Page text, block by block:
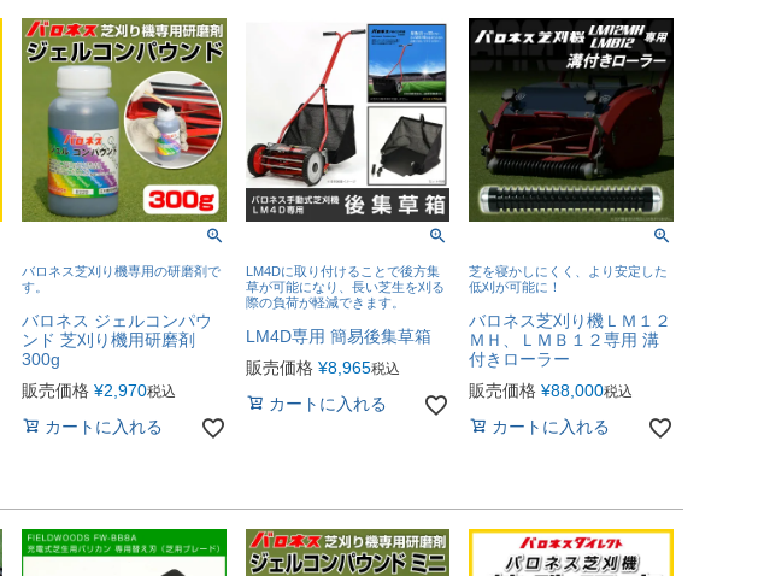
バロネス芝刈り機専用の研磨剤で
す。
バロネス ジェルコンパウ
ンド 芝刈り機用研磨剤
300g
販売価格 ¥2,970税込
カートに入れる
LM4Dに取り付けることで後方集
草が可能になり、長い芝生を刈る
際の負荷が軽減できます。
LM4D専用 簡易後集草箱
販売価格 ¥8,965税込
カートに入れる
芝を寝かしにくく、より安定した
低刈が可能に！
バロネス芝刈り機ＬＭ１２
ＭＨ、ＬＭＢ１２専用 溝
付きローラー
販売価格 ¥88,000税込
カートに入れる